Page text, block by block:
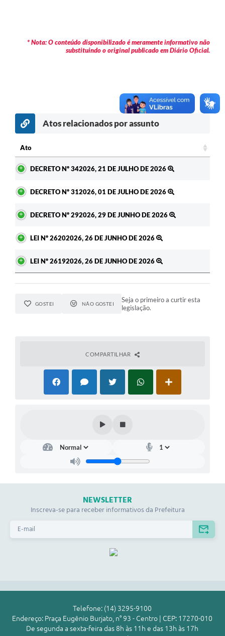
Atendimento Odontológico
* Nota: O conteúdo disponibilizado é meramente informativo não
substituindo o original publicado em Diário Oficial.
Atos relacionados por assunto
Ato
DECRETO Nº 342026, 21 DE JULHO DE 2026
DECRETO Nº 312026, 01 DE JULHO DE 2026
DECRETO Nº 292026, 29 DE JUNHO DE 2026
LEI Nº 26202026, 26 DE JUNHO DE 2026
LEI Nº 26192026, 26 DE JUNHO DE 2026
GOSTEI NÃO GOSTEI
Seja o primeiro a curtir esta
legislação.
COMPARTILHAR
NEWSLETTER
Inscreva-se para receber informativos da Prefeitura
Telefone: (14) 3295-9100
Endereço: Praça Eugênio Burjato, n° 93 - Centro | CEP: 17270-010
De segunda a sexta-feira das 8h às 11h e das 13h às 17h